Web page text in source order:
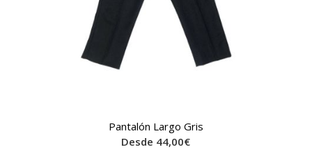
Pantalón Largo Gris
Desde 44,00€